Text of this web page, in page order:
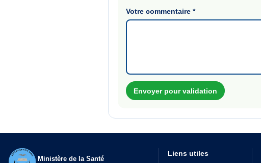
Votre commentaire*
Envoyer pour validation
Ministère de la Santé
Liens utiles